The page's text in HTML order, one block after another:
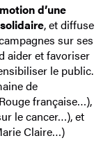
d’une
, et diffuse
sur ses
aider et favoriser
le public.
de
française…),
le cancer…), et
Claire…)